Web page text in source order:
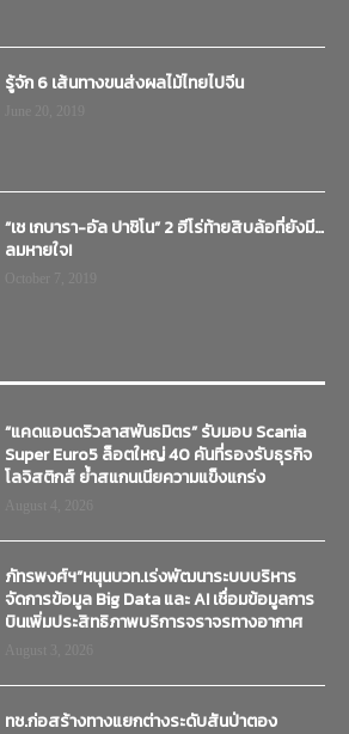
รู้จัก 6 เส้นทางขนส่งผลไม้ไทยไปจีน
“เช เกบารา-อัล ปาชิโน” 2 ฮีโร่ท้ายสิบล้อที่ยังมี…
ลมหายใจ!
“แคดแอนดริวลาสพันธมิตร” รับมอบ Scania
Super Euro5 ล็อตใหญ่ 40 คันที่รองรับธุรกิจ
โลจิสติกส์ ย้ำสแกนเนียความแข็งแกร่ง
ภัทรพงศ์ฯ”หนุนบวท.เร่งพัฒนาระบบบริหาร
จัดการข้อมูล Big Data และ AI เชื่อมข้อมูลการ
บินเพิ่มประสิทธิภาพบริการจราจรทางอากาศ
ทช.ก่อสร้างทางแยกต่างระดับสันป่าตอง